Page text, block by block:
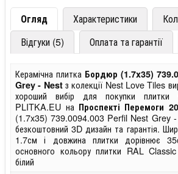
Огляд Характеристики
Відгуки (5)
Оплата та гарантії
Керамічна плитка Бордюр (1.7x35)
Grey - Nestз колекції Nest Love Tiles
хороший вибір для покупки
PLITKA.EU на Проспекті Перемоги 20
(1.7x35) 739.0094.003 Perfil Nest Grey -
безкоштовний 3D дизайн та гарантія.
1.7см і довжина плитки дорівнює
основного кольору плитки RAL
білий